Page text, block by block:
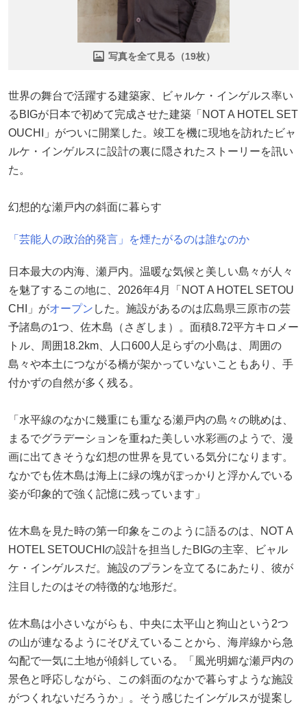
写真を全て見る（19枚）
世界の舞台で活躍する建築家、ビャルケ・インゲルス率い
るBIGが日本で初めて完成させた建築「NOT A HOTEL SET
OUCHI」がついに開業した。竣工を機に現地を訪れたビャ
ルケ・インゲルスに設計の裏に隠されたストーリーを訊い
た。
幻想的な瀬戸内の斜面に暮らす
「芸能人の政治的発言」を煙たがるのは誰なのか
日本最大の内海、瀬戸内。温暖な気候と美しい島々が人々
を魅了するこの地に、2026年4月「NOT A HOTEL SETOU
CHI」がオープン した。施設があるのは広島県三原市の芸
予諸島の1つ、佐木島（さぎしま）。面積8.72平方キロメー
トル、周囲18.2km、人口600人足らずの小島は、周囲の
島々や本土につながる橋が架かっていないこともあり、手
付かずの自然が多く残る。
「水平線のなかに幾重にも重なる瀬戸内の島々の眺めは、
まるでグラデーションを重ねた美しい水彩画のようで、漫
画に出てきそうな幻想の世界を見ている気分になります。
なかでも佐木島は海上に緑の塊がぽっかりと浮かんでいる
姿が印象的で強く記憶に残っています」
佐木島を見た時の第一印象をこのように語るのは、NOT A
HOTEL SETOUCHIの設計を担当したBIGの主宰、ビャル
ケ・インゲルスだ。施設のプランを立てるにあたり、彼が
注目したのはその特徴的な地形だ。
佐木島は小さいながらも、中央に太平山と狗山という2つ
の山が連なるようにそびえていることから、海岸線から急
勾配で一気に土地が傾斜している。「風光明媚な瀬戸内の
景色と呼応しながら、この斜面のなかで暮らすような施設
がつくれないだろうか」。そう感じたインゲルスが提案し